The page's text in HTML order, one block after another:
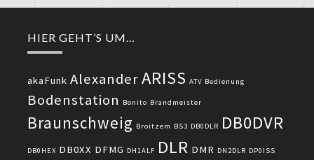
HIER GEHT’S UM…
akaFunk AlexanderARISS ATV Bedienung
Bodenstation Bonito Brandmeister
Braunschweig Broitzem BS3 DB0DLR DB0DVR
DB0HEX DB0XX DFMG DH1ALF DLR DMR DN2DLR DP0ISS